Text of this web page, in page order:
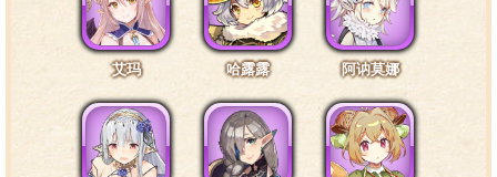
皮肤1互动台词9·手部3
决定了，大家和我一起朝西南方向前进，探索前方目
标……不对，这个梦里除了我，好像只有团长在呀。
艾玛 哈露露 阿讷莫娜